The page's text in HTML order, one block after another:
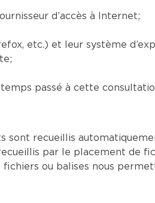
d’accès à Internet;
etc.) et leur système
passé à cette
sont recueillis
par le placement de
fichiers ou balises nous